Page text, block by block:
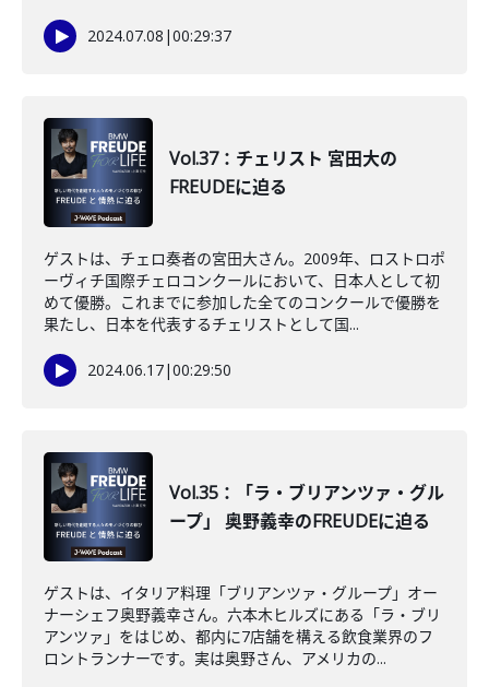
2024.07.08 |00:29:37
Vol.37：チェリスト 宮田大の
FREUDEに迫る
ゲストは、チェロ奏者の宮田大さん。2009年、ロストロポ
ーヴィチ国際チェロコンクールにおいて、日本人として初
めて優勝。これまでに参加した全てのコンクールで優勝を
果たし、日本を代表するチェリストとして国...
2024.06.17|00:29:50
Vol.35：「ラ・ブリアンツァ・グル
ープ」 奥野義幸のFREUDEに迫る
ゲストは、イタリア料理「ブリアンツァ・グループ」オー
ナーシェフ奥野義幸さん。六本木ヒルズにある「ラ・ブリ
アンツァ」をはじめ、都内に7店舗を構える飲食業界のフ
ロントランナーです。実は奥野さん、アメリカの...